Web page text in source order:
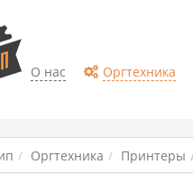
О нас Оргтехника
Оргтехника Принтеры